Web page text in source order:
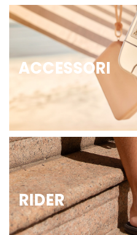
ACCESSORI
RIDER